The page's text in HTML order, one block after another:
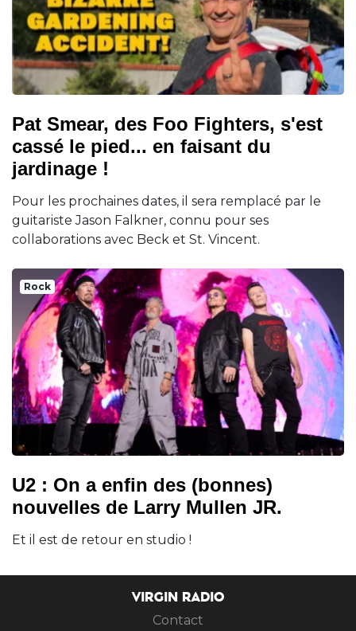
Pat Smear, des Foo Fighters, s'est
cassé le pied... en faisant du
jardinage !
Pour les prochaines dates, il sera remplacé par le
guitariste Jason Falkner, connu pour ses
collaborations avec Beck et St. Vincent.
Rock
U2 : On a enfin des (bonnes)
nouvelles de Larry Mullen JR.
Et il est de retour en studio !
VIRGIN RADIO
Contact